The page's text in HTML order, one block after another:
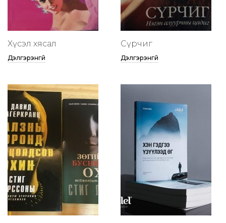
Хүсэл хясал
Дэлгэрэнгүй
Сүрчиг
Дэлгэрэнгүй